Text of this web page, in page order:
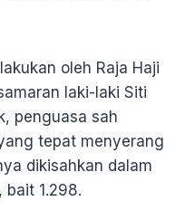
oleh Raja Haji
laki-laki Siti
penguasa sah
tepat menyerang
dikisahkan dalam
1.298.